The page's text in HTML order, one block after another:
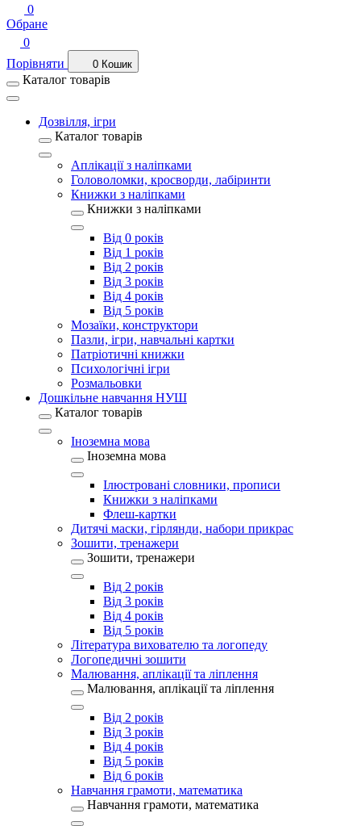
0
Обране
0
Порівняти
0 Кошик
Каталог товарів
Дозвілля, ігри
Каталог товарів
Аплікації з наліпками
Головоломки, кросворди, лабіринти
Книжки з наліпками
Книжки з наліпками
Від 0 років
Від 1 років
Від 2 років
Від 3 років
Від 4 років
Від 5 років
Мозаїки, конструктори
Пазли, ігри, навчальні картки
Патріотичні книжки
Психологічні ігри
Розмальовки
Дошкільне навчання НУШ
Каталог товарів
Іноземна мова
Іноземна мова
Ілюстровані словники, прописи
Книжки з наліпками
Флеш-картки
Дитячі маски, гірлянди, набори прикрас
Зошити, тренажери
Зошити, тренажери
Від 2 років
Від 3 років
Від 4 років
Від 5 років
Література вихователю та логопеду
Логопедичні зошити
Малювання, аплікації та ліплення
Малювання, аплікації та ліплення
Від 2 років
Від 3 років
Від 4 років
Від 5 років
Від 6 років
Навчання грамоти, математика
Навчання грамоти, математика